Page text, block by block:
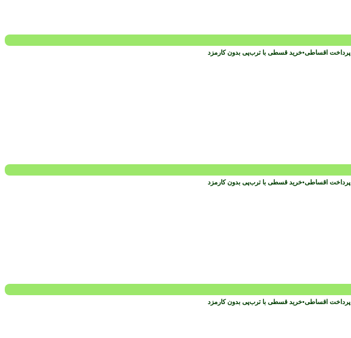
پرداخت اقساطی•خرید قسطی با ترب‌پی بدون کارمزد
پرداخت اقساطی•خرید قسطی با ترب‌پی بدون کارمزد
پرداخت اقساطی•خرید قسطی با ترب‌پی بدون کارمزد